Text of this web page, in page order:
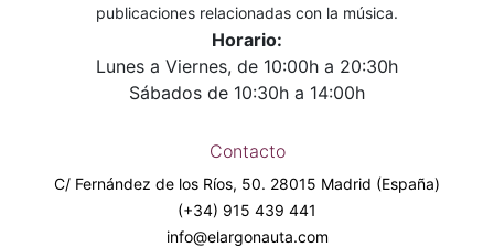
publicaciones relacionadas con la música.
Horario:
Lunes a Viernes, de 10:00h a 20:30h
Sábados de 10:30h a 14:00h
Contacto
C/ Fernández de los Ríos, 50. 28015 Madrid (España)
(+34) 915 439 441
info@elargonauta.com